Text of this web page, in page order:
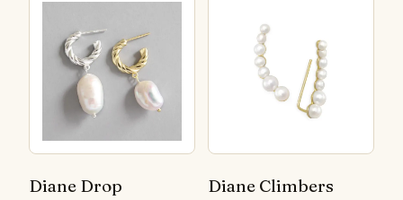
Diane Drop
Diane Climbers